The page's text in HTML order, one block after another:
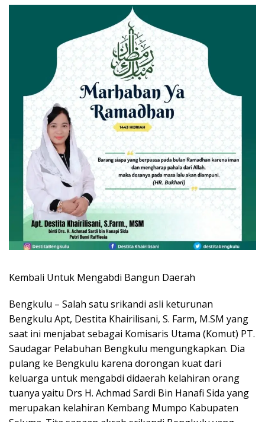
Kembali Untuk Mengabdi Bangun Daerah
Bengkulu – Salah satu srikandi asli keturunan
Bengkulu Apt, Destita Khairilisani, S. Farm, M.SM yang
saat ini menjabat sebagai Komisaris Utama (Komut) PT.
Saudagar Pelabuhan Bengkulu mengungkapkan. Dia
pulang ke Bengkulu karena dorongan kuat dari
keluarga untuk mengabdi didaerah kelahiran orang
tuanya yaitu Drs H. Achmad Sardi Bin Hanafi Sida yang
merupakan kelahiran Kembang Mumpo Kabupaten